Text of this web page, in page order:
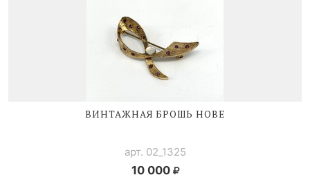
ВИНТАЖНАЯ БРОШЬ HOBE
арт. 02_1325
10 000